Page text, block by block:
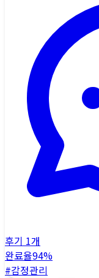
후기 1개
완료율94%
#감정관리